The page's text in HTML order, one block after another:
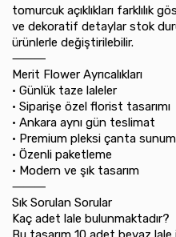
tomurcuk açıklıkları farklılık
ve dekoratif detaylar stok
ürünlerle değiştirilebilir.
⸻
Merit Flower Ayrıcalıkları
•⁠ ⁠Günlük taze laleler
•⁠ ⁠Siparişe özel florist tasarımı
•⁠ ⁠Ankara aynı gün teslimat
•⁠ ⁠Premium pleksi çanta
•⁠ ⁠Özenli paketleme
•⁠ ⁠Modern ve şık tasarım
⸻
Sık Sorulan Sorular
Kaç adet lale bulunmaktadır?